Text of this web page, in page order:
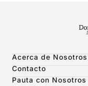
Acerca de Nosotros
Contacto
Pauta con Nosotros